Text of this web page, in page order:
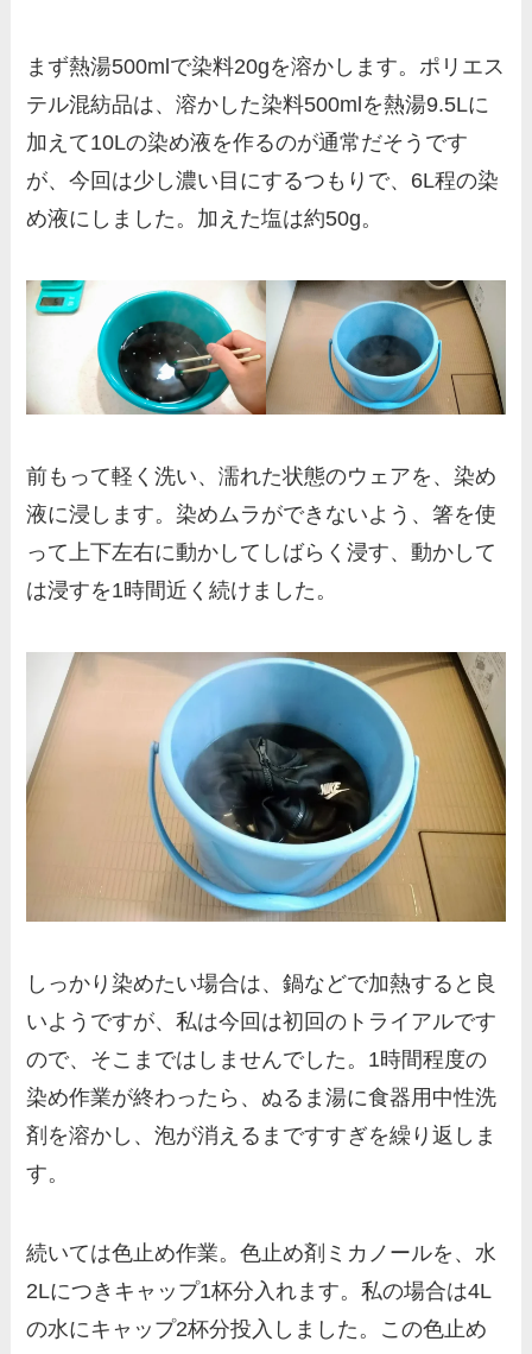
まず熱湯500mlで染料20gを溶かします。ポリエス
テル混紡品は、溶かした染料500mlを熱湯9.5Lに
加えて10Lの染め液を作るのが通常だそうです
が、今回は少し濃い目にするつもりで、6L程の染
め液にしました。加えた塩は約50g。
前もって軽く洗い、濡れた状態のウェアを、染め
液に浸します。染めムラができないよう、箸を使
って上下左右に動かしてしばらく浸す、動かして
は浸すを1時間近く続けました。
しっかり染めたい場合は、鍋などで加熱すると良
いようですが、私は今回は初回のトライアルです
ので、そこまではしませんでした。1時間程度の
染め作業が終わったら、ぬるま湯に食器用中性洗
剤を溶かし、泡が消えるまですすぎを繰り返しま
す。
続いては色止め作業。色止め剤ミカノールを、水
2Lにつきキャップ1杯分入れます。私の場合は4L
の水にキャップ2杯分投入しました。この色止め